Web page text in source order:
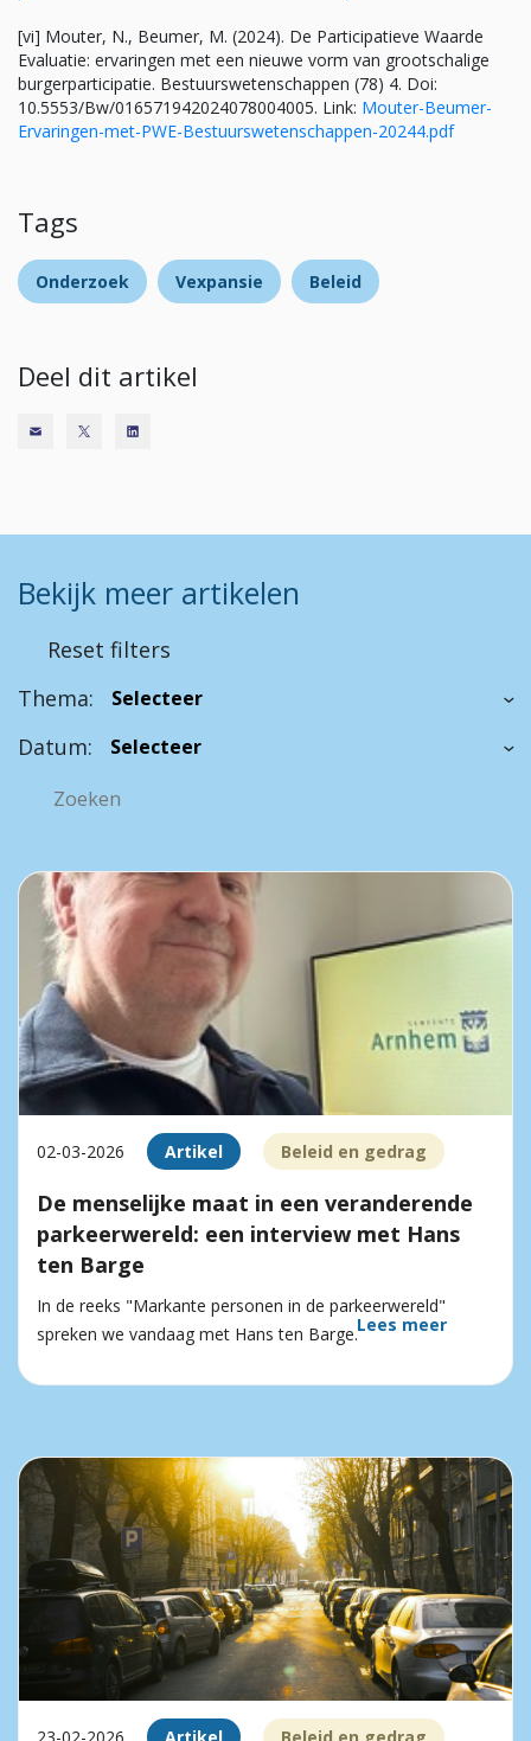
[vi] Mouter, N., Beumer, M. (2024). De Participatieve Waarde
Evaluatie: ervaringen met een nieuwe vorm van grootschalige
burgerparticipatie. Bestuurswetenschappen (78) 4. Doi:
10.5553/Bw/016571942024078004005. Link: Mouter-Beumer-
Ervaringen-met-PWE-Bestuurswetenschappen-20244.pdf
Tags
Onderzoek Vexpansie Beleid
Deel dit artikel
Bekijk meer artikelen
Reset filters
Thema:
Datum:
02-03-2026 Artikel Beleid en gedrag
De menselijke maat in een veranderende
parkeerwereld: een interview met Hans
ten Barge
In de reeks "Markante personen in de parkeerwereld"
spreken we vandaag met Hans ten Barge.Lees meer